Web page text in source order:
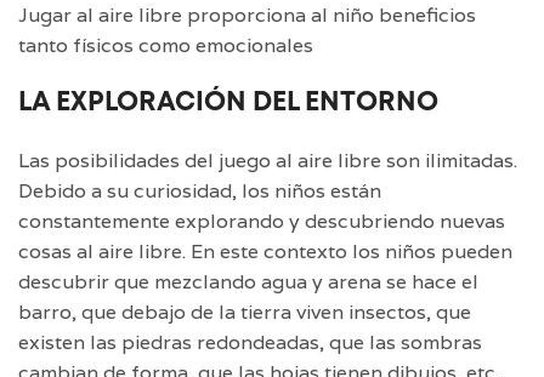
Jugar al aire libre proporciona al niño beneficios
tanto físicos como emocionales
LA EXPLORACIÓN DEL ENTORNO
Las posibilidades del juego al aire libre son ilimitadas.
Debido a su curiosidad, los niños están
constantemente explorando y descubriendo nuevas
cosas al aire libre. En este contexto los niños pueden
descubrir que mezclando agua y arena se hace el
barro, que debajo de la tierra viven insectos, que
existen las piedras redondeadas, que las sombras